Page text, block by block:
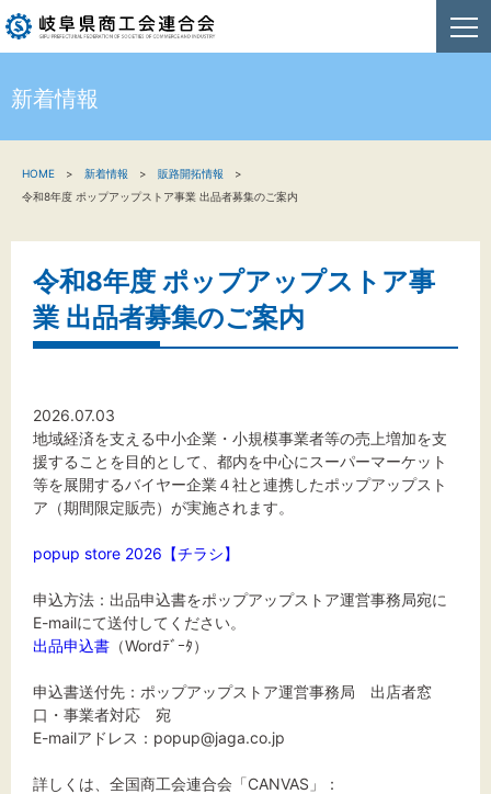
新着情報
関係機関の方へ
商工会連合会について
文字サイズ
標準
背景色
新着情報
HOME 新着情報
販路開拓情報
令和8年度 ポップアップストア事業 出品者募集のご案内
令和8年度 ポップアップストア事
業 出品者募集のご案内
2026.07.03
地域経済を支える中小企業・小規模事業者等の売上増加を支
援することを目的として、都内を中心にスーパーマーケット
等を展開するバイヤー企業４社と連携したポップアップスト
ア（期間限定販売）が実施されます。
popup store 2026【チラシ】
申込方法：出品申込書をポップアップストア運営事務局宛に
E-mailにて送付してください。
出品申込書 （Wordﾃﾞｰﾀ）
申込書送付先：ポップアップストア運営事務局 出店者窓
口・事業者対応 宛
E-mailアドレス：popup@jaga.co.jp
詳しくは、全国商工会連合会「CANVAS」：